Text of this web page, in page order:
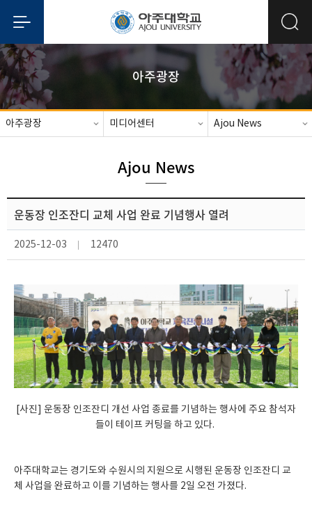
아주광장
아주광장 미디어센터 Ajou News
Ajou News
운동장 인조잔디 교체 사업 완료 기념행사 열려
2025-12-03 12470
[사진] 운동장 인조잔디 개선 사업 종료를 기념하는 행사에 주요 참석자
들이 테이프 커팅을 하고 있다.
아주대학교는 경기도와 수원시의 지원으로 시행된 운동장 인조잔디 교
체 사업을 완료하고 이를 기념하는 행사를 2일 오전 가졌다.